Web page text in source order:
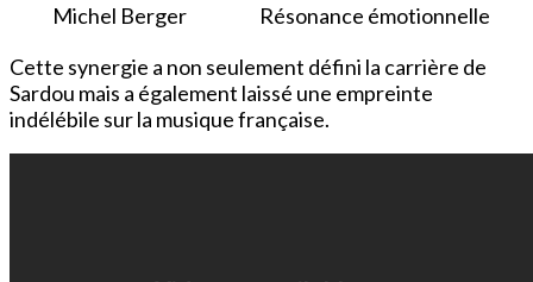
Michel Berger
Résonance émotionnelle
Cette synergie a non seulement défini la carrière de
Sardou mais a également laissé une empreinte
indélébile sur la musique française.